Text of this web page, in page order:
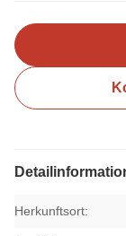
Herkunftsort: